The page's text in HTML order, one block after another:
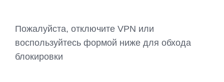
Пожалуйста, отключите VPN или
воспользуйтесь формой ниже для обхода
блокировки